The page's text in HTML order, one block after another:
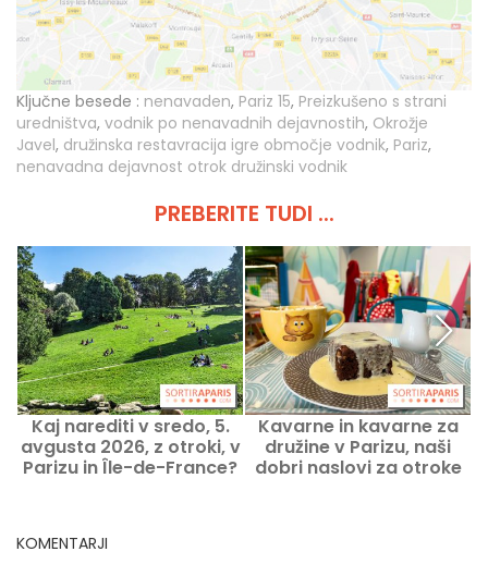
Ključne besede : nenavaden, Pariz 15, Preizkušeno s strani
uredništva, vodnik po nenavadnih dejavnostih, Okrožje
Javel, družinska restavracija igre območje vodnik, Pariz,
nenavadna dejavnost otrok družinski vodnik
PREBERITE TUDI ...
Kaj narediti v sredo, 5.
avgusta 2026, z otroki, v
Parizu in Île-de-France?
Kavarne in kavarne za
družine v Parizu, naši
dobri naslovi za otroke
KOMENTARJI